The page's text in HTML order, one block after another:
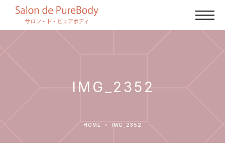
IMG_2352
HOME IMG_2352